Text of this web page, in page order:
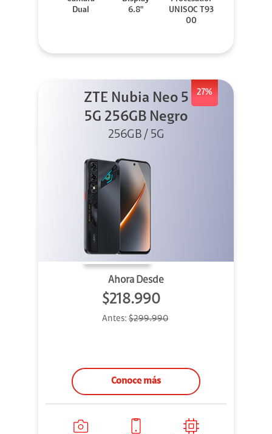
Dual
6.8"
UNISOC T93
00
27%
ZTE Nubia Neo 5
5G 256GB Negro
256GB / 5G
Ahora Desde
$218.990
Antes: $299.990
Conoce más